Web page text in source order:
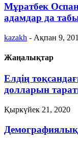
Мұратбек
адамдар да
kazakh - Ақпан 9,
Жаңалықтар
Елдің
долларын
Қыркүйек 21, 2020